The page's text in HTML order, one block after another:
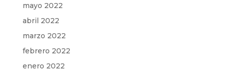
mayo 2022
abril 2022
marzo 2022
febrero 2022
enero 2022